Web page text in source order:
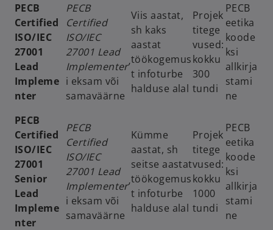
PECB
Certified
ISO/IEC
27001
Lead
Impleme
nter
PECB
Certified
ISO/IEC
27001 Lead
Implementer’
i eksam või
samaväärne
Viis aastat,
sh kaks
aastat
töökogemus
t infoturbe
halduse alal
Projek
titege
vused:
kokku
300
tundi
PECB
eetika
koode
ksi
allkirja
stami
ne
PECB
Certified
ISO/IEC
27001
Senior
Lead
Impleme
nter
PECB
Certified
ISO/IEC
27001 Lead
Implementer’
i eksam või
samaväärne
Kümme
aastat, sh
seitse aastat
töökogemus
t infoturbe
halduse alal
Projek
titege
vused:
kokku
1000
tundi
PECB
eetika
koode
ksi
allkirja
stami
ne